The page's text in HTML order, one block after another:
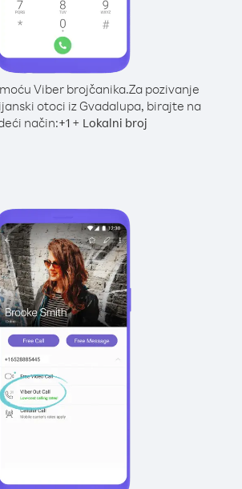
Viber brojčanika.Za pozivanje
otoci iz Gvadalupa, birajte na
način:+1+ Lokalni broj